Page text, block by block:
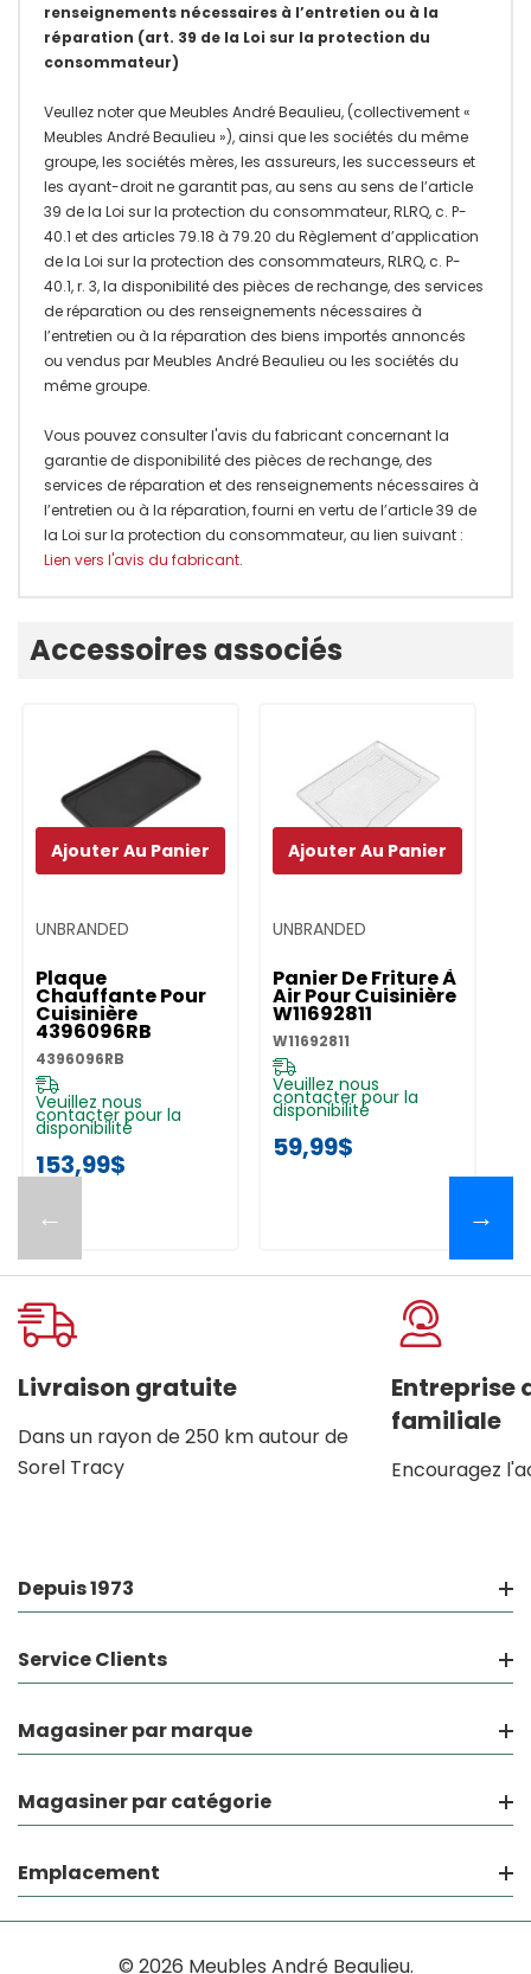
renseignements nécessaires à l’entretien ou à la
réparation (art. 39 de la Loi sur la protection du
consommateur)
Veullez noter que Meubles André Beaulieu, (collectivement «
Meubles André Beaulieu »), ainsi que les sociétés du même
groupe, les sociétés mères, les assureurs, les successeurs et
les ayant-droit ne garantit pas, au sens au sens de l’article
39 de la Loi sur la protection du consommateur, RLRQ, c. P-
40.1 et des articles 79.18 à 79.20 du Règlement d’application
de la Loi sur la protection des consommateurs, RLRQ, c. P-
40.1, r. 3, la disponibilité des pièces de rechange, des services
de réparation ou des renseignements nécessaires à
l’entretien ou à la réparation des biens importés annoncés
ou vendus par Meubles André Beaulieu ou les sociétés du
même groupe.
Vous pouvez consulter l'avis du fabricant concernant la
garantie de disponibilité des pièces de rechange, des
services de réparation et des renseignements nécessaires à
l’entretien ou à la réparation, fourni en vertu de l’article 39 de
la Loi sur la protection du consommateur, au lien suivant :
Lien vers l'avis du fabricant.
Accessoires associés
←
UNBRANDED
Plaque
Chauffante Pour
Cuisinière
4396096RB
4396096RB
Veuillez nous
contacter pour la
disponibilité
153,99$
Ajouter Au Panier
UNBRANDED
Panier De Friture À
Air Pour Cuisinière
W11692811
W11692811
Veuillez nous
contacter pour la
disponibilité
59,99$
Ajouter Au Panier
→
Livraison gratuite
Dans un rayon de 250 km autour de
Sorel Tracy
Entreprise
familiale
Encouragez
Depuis 1973
Service Clients
Magasiner par marque
Magasiner par catégorie
Emplacement
© 2026 Meubles André Beaulieu.